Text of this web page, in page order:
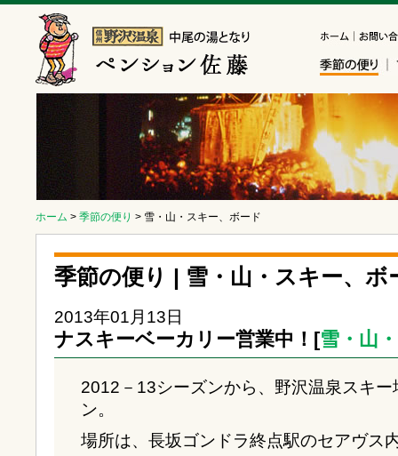
ホーム > 季節の便り > 雪・山・スキー、ボード
季節の便り | 雪・山・スキー、ボ
2013年01月13日
ナスキーベーカリー営業中！[雪・山
2012－13シーズンから、野沢温泉スキ
ン。
場所は、長坂ゴンドラ終点駅のセアヴス